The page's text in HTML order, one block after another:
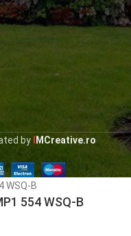
by MCreative.ro
554 WSQ-B